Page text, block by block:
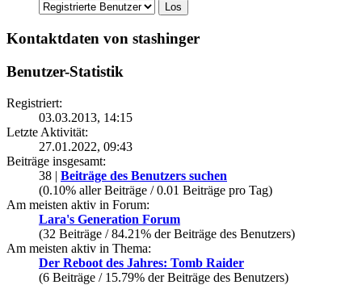
Kontaktdaten von stashinger
Benutzer-Statistik
Registriert:
03.03.2013, 14:15
Letzte Aktivität:
27.01.2022, 09:43
Beiträge insgesamt:
38 | Beiträge des Benutzers suchen
(0.10% aller Beiträge / 0.01 Beiträge pro Tag)
Am meisten aktiv in Forum:
Lara's Generation Forum
(32 Beiträge / 84.21% der Beiträge des Benutzers)
Am meisten aktiv in Thema:
Der Reboot des Jahres: Tomb Raider
(6 Beiträge / 15.79% der Beiträge des Benutzers)